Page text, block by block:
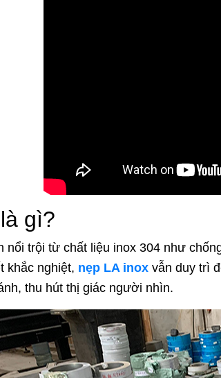
gì?
nổi trội từ chất liệu inox 304 như
khắc nghiệt, nẹp LA inox vẫn duy trì
thu hút thị giác người nhìn.